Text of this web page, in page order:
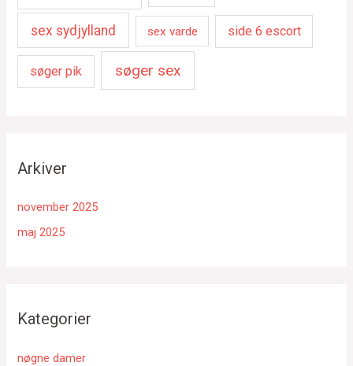
sex sydjylland sex varde side 6 escort
søger pik søger sex
Arkiver
november 2025
maj 2025
Kategorier
nøgne damer